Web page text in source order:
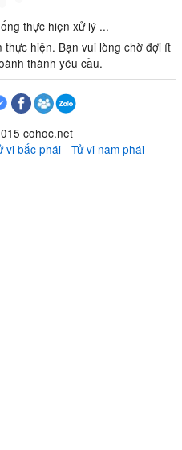
thực hiện xử lý ...
hiện. Bạn vui lòng chờ đợi ít
thành yêu cầu.
cohoc.net
vi bắc phái- Tử vi nam phái